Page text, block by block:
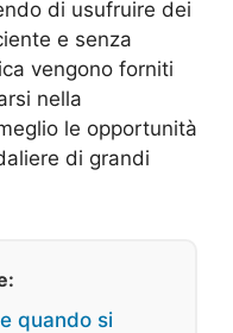
di usufruire dei
e senza
vengono forniti
nella
le opportunità
di grandi
quando si